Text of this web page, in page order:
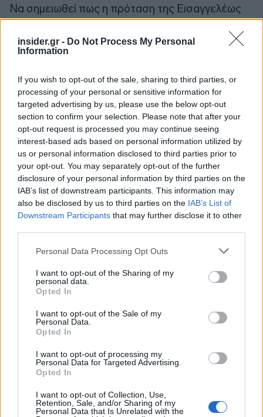
insider.gr - Do Not Process My Personal
Information
If you wish to opt-out of the sale, sharing to third parties, or
processing of your personal or sensitive information for
targeted advertising by us, please use the below opt-out
section to confirm your selection. Please note that after your
opt-out request is processed you may continue seeing
interest-based ads based on personal information utilized by
us or personal information disclosed to third parties prior to
your opt-out. You may separately opt-out of the further
disclosure of your personal information by third parties on the
IAB’s list of downstream participants. This information may
also be disclosed by us to third parties on the IAB’s List of
Downstream Participants that may further disclose it to other
Please note that this website/app uses one or more Google
not limited to your visit or usage behaviour. You may click to
grant or deny consent to Google and its third-party tags to
use your data for below specified purposes in below Google
consent section.
Personal Data Processing Opt Outs
I want to opt-out of the Sharing of my
personal data.
Opted In
I want to opt-out of the Sale of my
Personal Data.
Opted In
I want to opt-out of processing my
Personal Data for Targeted Advertising.
Opted In
I want to opt-out of Collection, Use,
Retention, Sale, and/or Sharing of my
Personal Data that Is Unrelated with the
Να σημειωθεί πως η πρόταση της Εισαγγελέως
της Έδρας όσο αφορά την μητέρα του παιδιού
ήταν να καταδικαστεί τόσο για την μαστροπεία
όσο και για την πορνογραφία.
Πηγή: ΑΠΕ - ΜΠΕ
Ακολουθήστε τοinsider.gr στο Google Newsκαι μάθετε
πρώτοι όλες τις ειδήσειςαπό την Ελλάδα και τον κόσμο.
Διαβάζονται αυτή τη στιγμή
από τα δάνεια του ν. Κατσέλη